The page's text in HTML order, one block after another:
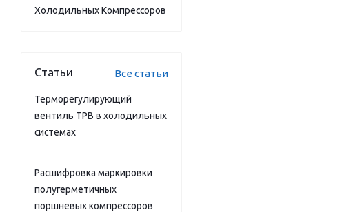
Холодильных Компрессоров
Статьи Все статьи
Терморегулирующий
вентиль ТРВ в холодильных
системах
Расшифровка маркировки
полугерметичных
поршневых компрессоров